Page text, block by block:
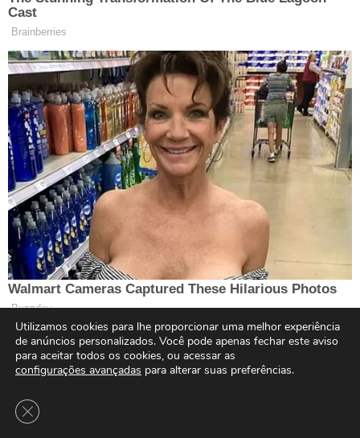
Utilizamos cookies para lhe proporcionar uma melhor experiência
de anúncios personalizados. Você pode apenas fechar este aviso
para aceitar todos os cookies, ou acessar as
configurações avançadas para alterar suas preferências.
Close GDPR Cookie Banner